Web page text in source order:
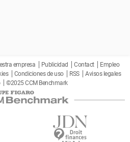
empresa Publicidad Contact
Empleo
Condiciones de uso RSS
Avisos legales
©2025 CCM Benchmark